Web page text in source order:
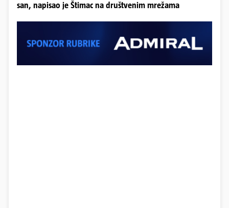
san, napisao je Štimac na društvenim mrežama